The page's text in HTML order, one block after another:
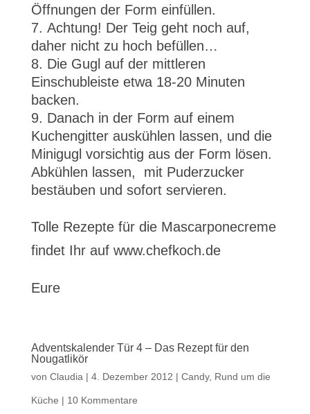
Öffnungen der Form einfüllen.
Achtung! Der Teig geht noch auf,
daher nicht zu hoch befüllen…
Die Gugl auf der mittleren
Einschubleiste etwa 18-20 Minuten
backen.
Danach in der Form auf einem
Kuchengitter auskühlen lassen, und die
Minigugl vorsichtig aus der Form lösen.
Abkühlen lassen, mit Puderzucker
bestäuben und sofort servieren.
Tolle Rezepte für die Mascarponecreme
findet Ihr auf www.chefkoch.de
Eure
Adventskalender Tür 4 – Das Rezept für den
Nougatlikör
von Claudia | 4. Dezember 2012 | Candy, Rund um die
Küche | 10 Kommentare